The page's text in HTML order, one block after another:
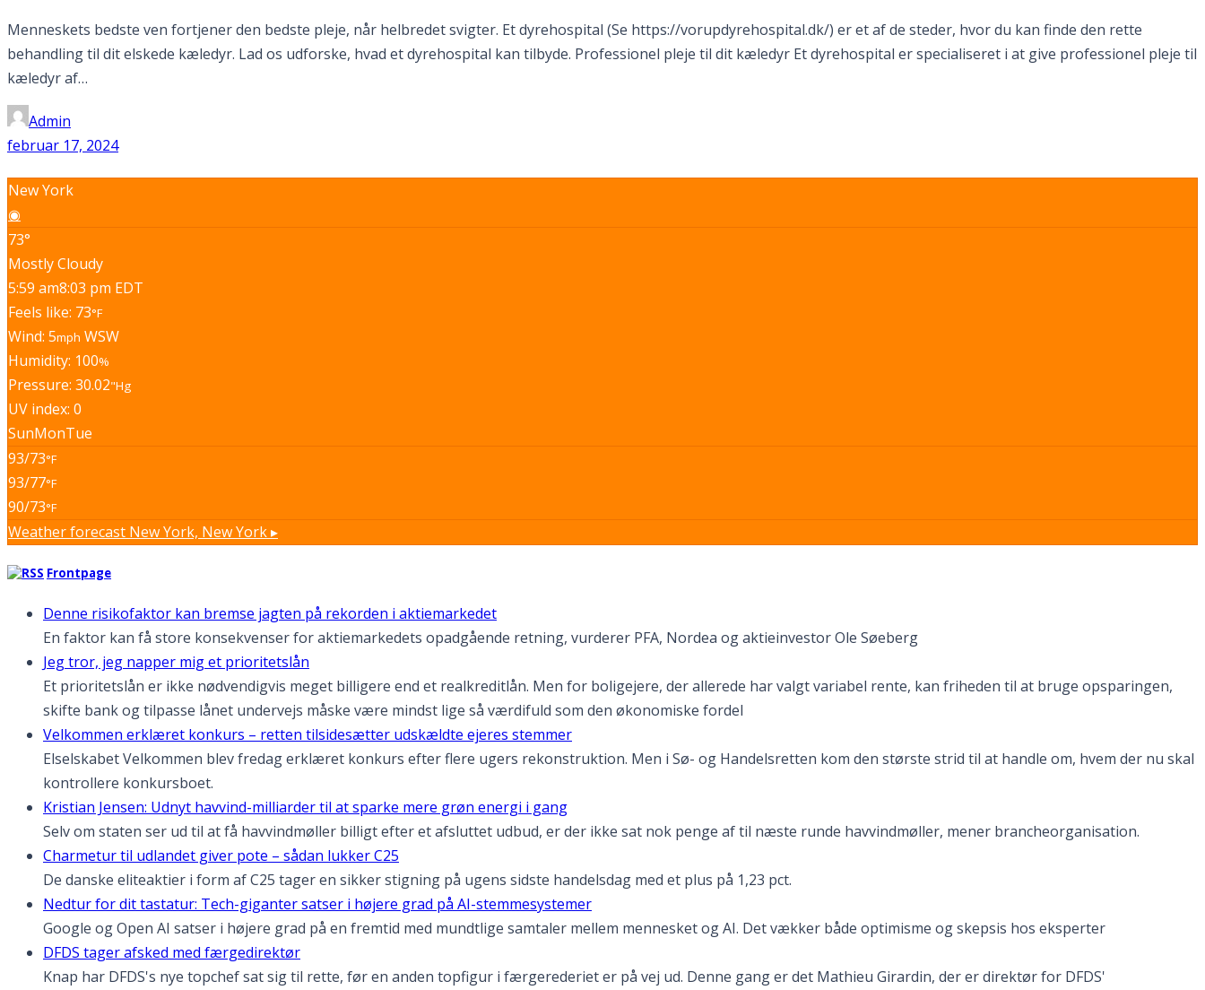
Menneskets bedste ven fortjener den bedste pleje, når helbredet svigter. Et dyrehospital (Se https://vorupdyrehospital.dk/) er et af de steder, hvor du kan finde den rette
behandling til dit elskede kæledyr. Lad os udforske, hvad et dyrehospital kan tilbyde. Professionel pleje til dit kæledyr Et dyrehospital er specialiseret i at give professionel pleje til
kæledyr af…
Admin
februar 17, 2024
New York
◉
73°
Mostly Cloudy
5:59 am8:03 pm EDT
Feels like: 73°F
Wind: 5mph WSW
Humidity: 100%
Pressure: 30.02"Hg
UV index: 0
SunMonTue
93/73°F
93/77°F
90/73°F
Weather forecast New York, New York ▸
Frontpage
Denne risikofaktor kan bremse jagten på rekorden i aktiemarkedet
En faktor kan få store konsekvenser for aktiemarkedets opadgående retning, vurderer PFA, Nordea og aktieinvestor Ole Søeberg
Jeg tror, jeg napper mig et prioritetslån
Et prioritetslån er ikke nødvendigvis meget billigere end et realkreditlån. Men for boligejere, der allerede har valgt variabel rente, kan friheden til at bruge opsparingen,
skifte bank og tilpasse lånet undervejs måske være mindst lige så værdifuld som den økonomiske fordel
Velkommen erklæret konkurs – retten tilsidesætter udskældte ejeres stemmer
Elselskabet Velkommen blev fredag erklæret konkurs efter flere ugers rekonstruktion. Men i Sø- og Handelsretten kom den største strid til at handle om, hvem der nu skal
kontrollere konkursboet.
Kristian Jensen: Udnyt havvind-milliarder til at sparke mere grøn energi i gang
Selv om staten ser ud til at få havvindmøller billigt efter et afsluttet udbud, er der ikke sat nok penge af til næste runde havvindmøller, mener brancheorganisation.
Charmetur til udlandet giver pote – sådan lukker C25
De danske eliteaktier i form af C25 tager en sikker stigning på ugens sidste handelsdag med et plus på 1,23 pct.
Nedtur for dit tastatur: Tech-giganter satser i højere grad på AI-stemmesystemer
Google og Open AI satser i højere grad på en fremtid med mundtlige samtaler mellem mennesket og AI. Det vækker både optimisme og skepsis hos eksperter
DFDS tager afsked med færgedirektør
Knap har DFDS's nye topchef sat sig til rette, før en anden topfigur i færgerederiet er på vej ud. Denne gang er det Mathieu Girardin, der er direktør for DFDS'